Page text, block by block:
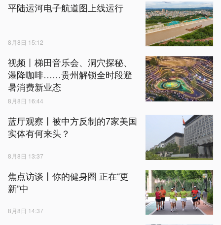
平陆运河电子航道图上线运行
8月8日 15:12
视频丨梯田音乐会、洞穴探秘、
瀑降咖啡……贵州解锁全时段避
暑消费新业态
8月8日 16:44
蓝厅观察丨被中方反制的7家美国
实体有何来头？
8月8日 13:37
焦点访谈丨你的健身圈 正在“更
新”中
8月8日 14:37